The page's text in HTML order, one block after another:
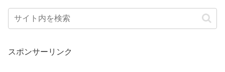
スポンサーリンク